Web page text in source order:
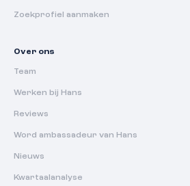
Zoekprofiel aanmaken
Over ons
Team
Werken bij Hans
Reviews
Word ambassadeur van Hans
Nieuws
Kwartaalanalyse